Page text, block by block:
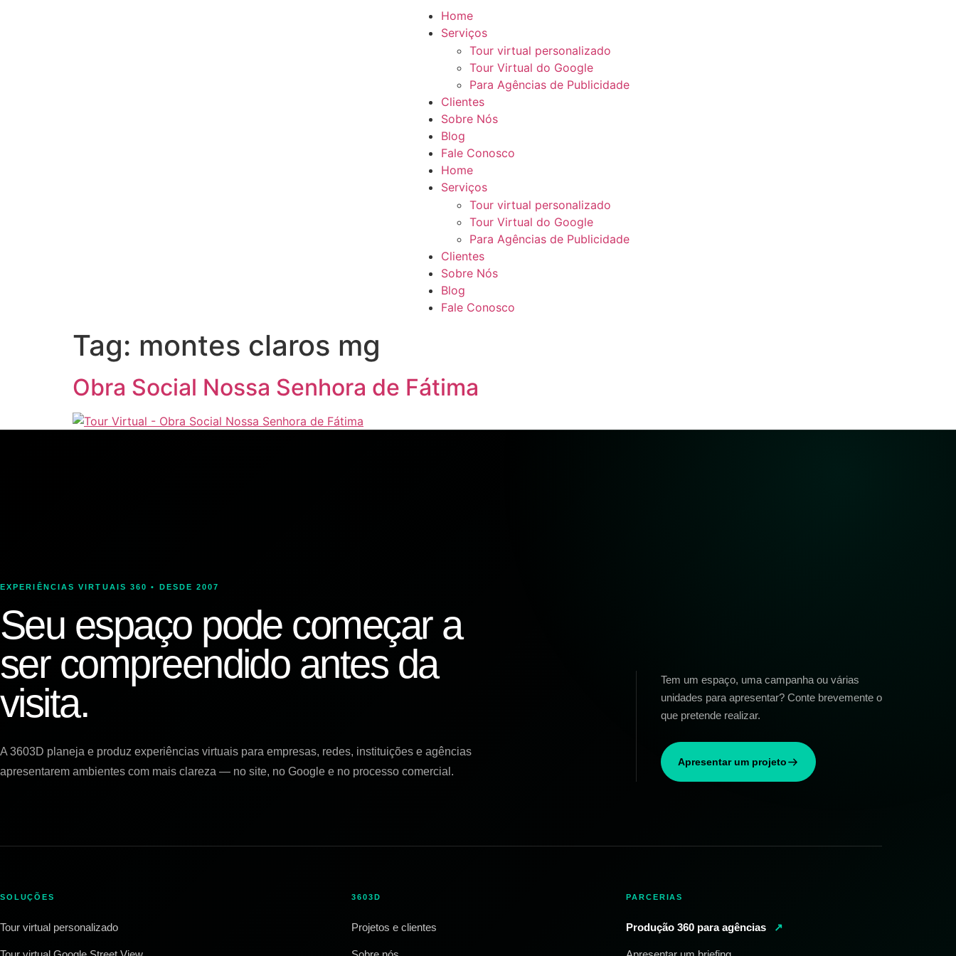
Home
Serviços
Tour virtual personalizado
Tour Virtual do Google
Para Agências de Publicidade
Clientes
Sobre Nós
Blog
Fale Conosco
Home
Serviços
Tour virtual personalizado
Tour Virtual do Google
Para Agências de Publicidade
Clientes
Sobre Nós
Blog
Fale Conosco
Tag: montes claros mg
Obra Social Nossa Senhora de Fátima
EXPERIÊNCIAS VIRTUAIS 360 • DESDE 2007
Seu espaço pode começar a
ser compreendido antes da
visita.
A 3603D planeja e produz experiências virtuais para empresas, redes, instituições e agências
apresentarem ambientes com mais clareza — no site, no Google e no processo comercial.
Tem um espaço, uma campanha ou várias
unidades para apresentar? Conte brevemente o
que pretende realizar.
Apresentar um projeto
SOLUÇÕES
Tour virtual personalizado
3603D
Projetos e clientes
PARCERIAS
Produção 360 para agências ↗